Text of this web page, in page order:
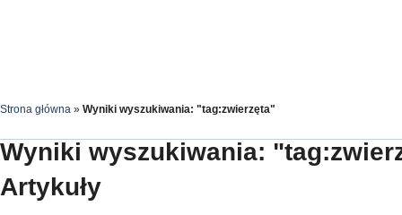
Strona główna » Wyniki wyszukiwania: "tag:zwierzęta"
Wyniki wyszukiwania:
Artykuły